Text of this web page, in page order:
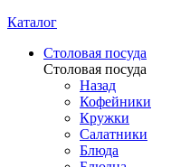
Каталог
Столовая посуда
Столовая посуда
Назад
Кофейники
Кружки
Салатники
Блюда